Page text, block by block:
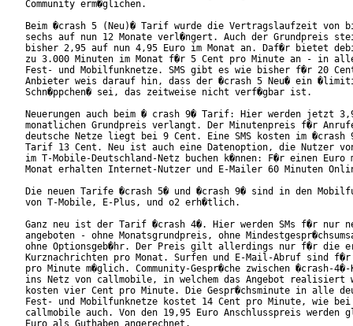
Community erm�glichen.
Beim �crash 5 (Neu)� Tarif wurde die Vertragslaufzeit von
sechs auf nun 12 Monate verl�ngert. Auch der Grundpreis
bisher 2,95 auf nun 4,95 Euro im Monat an. Daf�r bietet
zu 3.000 Minuten im Monat f�r 5 Cent pro Minute an - in
Fest- und Mobilfunknetze. SMS gibt es wie bisher f�r 20
Anbieter weis darauf hin, dass der �crash 5 Neu� ein
Schn�ppchen� sei, das zeitweise nicht verf�gbar ist.
Neuerungen auch beim � crash 9� Tarif: Hier werden jetzt
monatlichen Grundpreis verlangt. Der Minutenpreis f�r
deutsche Netze liegt bei 9 Cent. Eine SMS kosten im �crash
Tarif 13 Cent. Neu ist auch eine Datenoption, die Nutzer
im T-Mobile-Deutschland-Netz buchen k�nnen: F�r einen Euro
Monat erhalten Internet-Nutzer und E-Mailer 60
Die neuen Tarife �crash 5� und �crash 9� sind in den
von T-Mobile, E-Plus, und o2 erh�tlich.
Ganz neu ist der Tarif �crash 4�. Hier werden SMs f�r nur
angeboten - ohne Monatsgrundpreis, ohne
ohne Optionsgeb�hr. Der Preis gilt allerdings nur f�r die
Kurznachrichten pro Monat. Surfen und E-Mail-Abruf sind f�r
pro Minute m�glich. Community-Gespr�che zwischen �crash-4�-
ins Netz von callmobile, in welchem das Angebot realisiert
kosten vier Cent pro Minute. Die Gespr�chsminute in alle
Fest- und Mobilfunknetze kostet 14 Cent pro Minute, wie bei
callmobile auch. Von den 19,95 Euro Anschlusspreis werden
Euro als Guthaben angerechnet.